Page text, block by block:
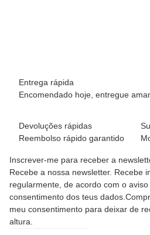
Entrega rápida
Encomendado hoje, entregue
Devoluções rápidas
Reembolso rápido garantido
Inscrever-me para receber a
Recebe a nossa newsletter. Recebe
regularmente, de acordo com o
consentimento dos teus
meu consentimento para deixar de
altura.